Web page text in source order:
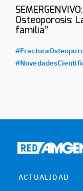
Osteoporosis:
familia”
ACTUALIDAD